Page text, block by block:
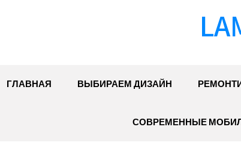
ГЛАВНАЯ ВЫБИРАЕМ ДИЗАЙН
СОВРЕМЕННЫЕ